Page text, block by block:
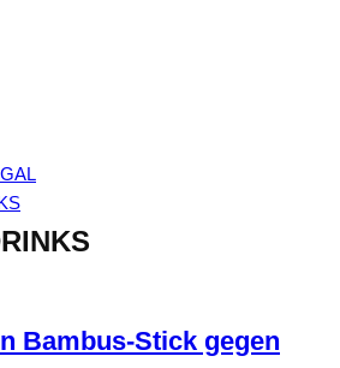
Bambus-Stick gegen